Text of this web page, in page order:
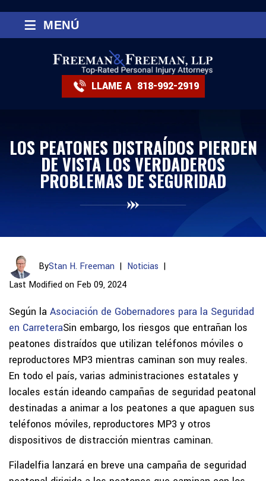
LLAME A 818-992-2919
≡ MENÚ
LOS PEATONES DISTRAÍDOS PIERDEN
DE VISTA LOS VERDADEROS
PROBLEMAS DE SEGURIDAD
ByStan H. Freeman | Noticias |
Last Modified on Feb 09, 2024
Según la Asociación de Gobernadores para la Seguridad
en CarreteraSin embargo, los riesgos que entrañan los
peatones distraídos que utilizan teléfonos móviles o
reproductores MP3 mientras caminan son muy reales.
En todo el país, varias administraciones estatales y
locales están ideando campañas de seguridad peatonal
destinadas a animar a los peatones a que apaguen sus
teléfonos móviles, reproductores MP3 y otros
dispositivos de distracción mientras caminan.
Filadelfia lanzará en breve una campaña de seguridad